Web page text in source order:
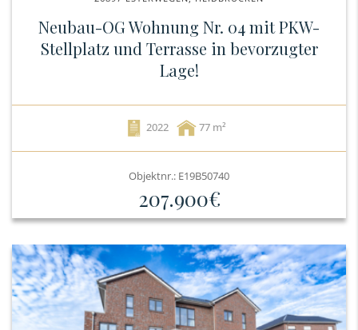
Neubau-OG Wohnung Nr. 04 mit PKW-
Stellplatz und Terrasse in bevorzugter
Lage!
2022 77
Objektnr.: E19B50740
207.900€